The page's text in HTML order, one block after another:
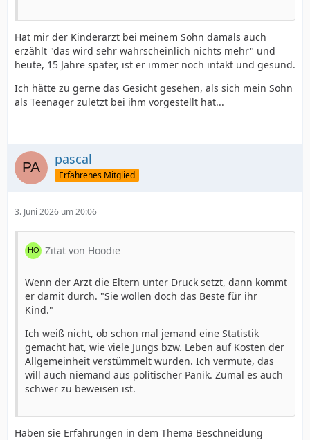
Hat mir der Kinderarzt bei meinem Sohn damals auch
erzählt "das wird sehr wahrscheinlich nichts mehr" und
heute, 15 Jahre später, ist er immer noch intakt und gesund.
Ich hätte zu gerne das Gesicht gesehen, als sich mein Sohn
als Teenager zuletzt bei ihm vorgestellt hat...
pascal
Erfahrenes Mitglied
3. Juni 2026 um 20:06
Zitat von Hoodie
Wenn der Arzt die Eltern unter Druck setzt, dann kommt
er damit durch. "Sie wollen doch das Beste für ihr
Kind."
Ich weiß nicht, ob schon mal jemand eine Statistik
gemacht hat, wie viele Jungs bzw. Leben auf Kosten der
Allgemeinheit verstümmelt wurden. Ich vermute, das
will auch niemand aus politischer Panik. Zumal es auch
schwer zu beweisen ist.
Haben sie Erfahrungen in dem Thema Beschneidung